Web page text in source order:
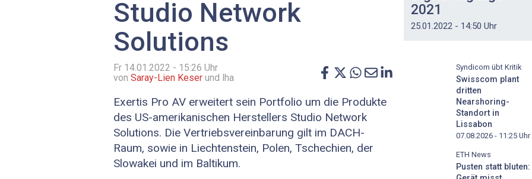
Studio Network
Solutions
Fr 14.01.2022 - 15:26 Uhr
von Saray-Lien Keser und lha
Exertis Pro AV erweitert sein Portfolio um die Produkte
des US-amerikanischen Herstellers Studio Network
Solutions. Die Vertriebsvereinbarung gilt im DACH-
Raum, sowie in Liechtenstein, Polen, Tschechien, der
Slowakei und im Baltikum.
2021
25.01.2022 - 14:50 Uhr
Syndicom übt Kritik
Swisscom plant
dritten
Nearshoring-
Standort in
Lissabon
07.08.2026 - 11:25 Uhr
ETH News
Pusten statt bluten: